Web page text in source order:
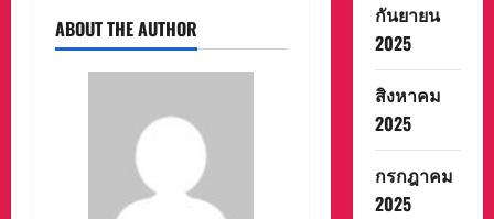
ABOUT THE AUTHOR
กันยายน
2025
สิงหาคม
2025
กรกฎาคม
2025